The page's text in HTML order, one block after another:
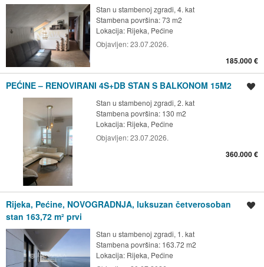
Stan u stambenoj zgradi, 4. kat
Stambena površina: 73 m2
Lokacija: Rijeka, Pećine
Objavljen:23.07.2026.
185.000 €
PEĆINE – RENOVIRANI 4S+DB STAN S BALKONOM 15M2
Stan u stambenoj zgradi, 2. kat
Stambena površina: 130 m2
Lokacija: Rijeka, Pećine
Objavljen:23.07.2026.
360.000 €
Rijeka, Pećine, NOVOGRADNJA, luksuzan četverosoban
stan 163,72 m² prvi
Stan u stambenoj zgradi, 1. kat
Stambena površina: 163.72 m2
Lokacija: Rijeka, Pećine